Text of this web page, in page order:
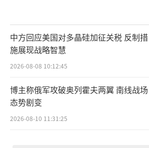
中方回应美国对多晶硅加征关税 反制措
施展现战略智慧
2026-08-08 10:12:45
博主称俄军攻破奥列霍夫两翼 南线战场
态势剧变
2026-08-10 11:31:25